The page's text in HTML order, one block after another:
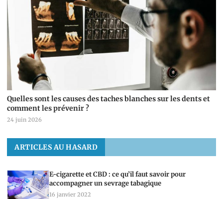
Quelles sont les causes des taches blanches sur les dents et
comment les prévenir ?
24 juin 2026
ARTICLES AU HASARD
E-cigarette et CBD : ce qu’il faut savoir pour
accompagner un sevrage tabagique
16 janvier 2022